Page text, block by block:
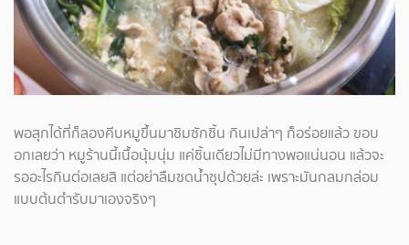
พอสุกได้ที่ก็ลองคีบหมูขึ้นมาชิมซักชิ้น กินเปล่าๆ ก็อร่อยแล้ว ขอบ
อกเลยว่า หมูร้านนี้เนื้อนุ้มนุ่ม แค่ชิ้นเดียวไม่มีทางพอแน่นอน แล้วจะ
รออะไรกินต่อเลยสิ แต่อย่าลืมซดน้ำซุปด้วยล่ะ เพราะมันกลมกล่อม
แบบต้นตำรับมาเองจริงๆ